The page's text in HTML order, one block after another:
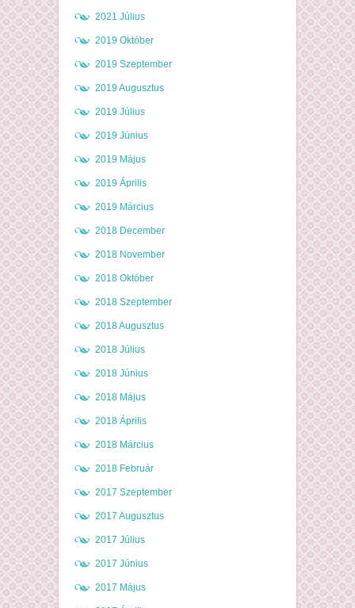
2021 Július
2019 Október
2019 Szeptember
2019 Augusztus
2019 Július
2019 Június
2019 Május
2019 Április
2019 Március
2018 December
2018 November
2018 Október
2018 Szeptember
2018 Augusztus
2018 Július
2018 Június
2018 Május
2018 Április
2018 Március
2018 Február
2017 Szeptember
2017 Augusztus
2017 Július
2017 Június
2017 Május